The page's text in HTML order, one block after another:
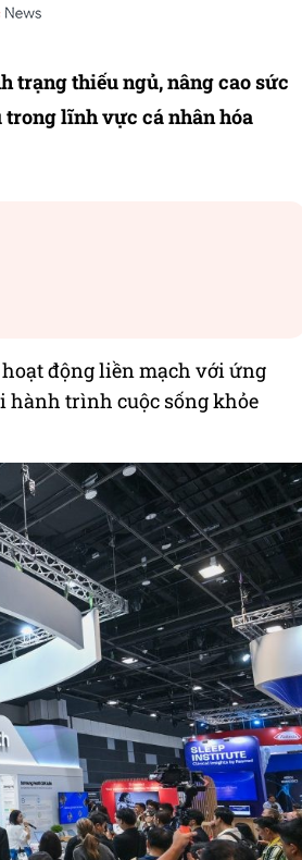
trạng thiếu ngủ, nâng cao sức
lĩnh vực cá nhân hóa
động liền mạch với ứng
hành trình cuộc sống khỏe